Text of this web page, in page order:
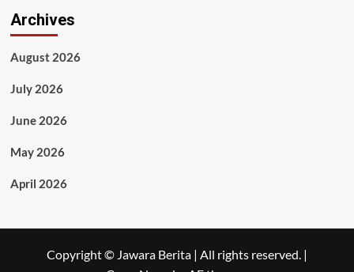
Archives
August 2026
July 2026
June 2026
May 2026
April 2026
Copyright © Jawara Berita | All rights reserved. |